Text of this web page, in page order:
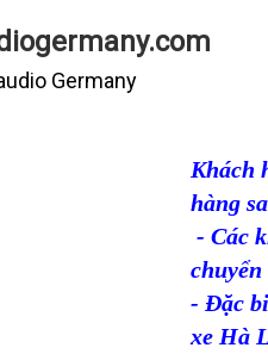
Germany
Khách
hàng
- Các
chuyển
- Đặc
xe Hà